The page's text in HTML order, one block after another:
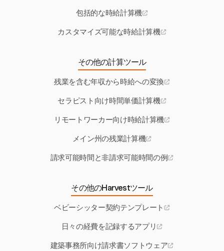
包括的な時給計算機
カスタマイズ可能な時給計算機
その他の計算ツール
残業を含む年収から時給への変換
セラピスト向け時間単価計算機
リモートワーカー向け時給計算機
メイン州の残業計算機
請求可能時間と非請求可能時間の例
その他のHarvestツール
ベビーシッター契約テンプレート
日々の経費を記録するアプリ
建築事務所向け請求書ソフトウェア